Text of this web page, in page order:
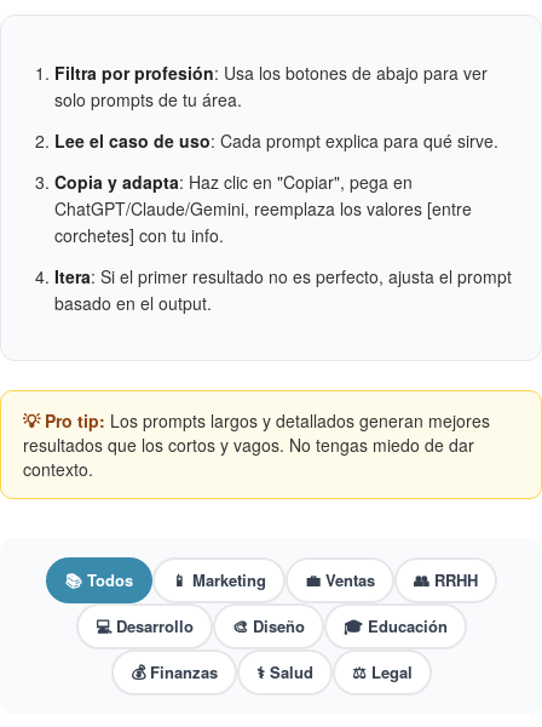
Filtra por profesión: Usa los botones de abajo para ver
solo prompts de tu área.
Lee el caso de uso: Cada prompt explica para qué sirve.
Copia y adapta: Haz clic en "Copiar", pega en
ChatGPT/Claude/Gemini, reemplaza los valores [entre
corchetes] con tu info.
Itera: Si el primer resultado no es perfecto, ajusta el prompt
basado en el output.
💡 Pro tip: Los prompts largos y detallados generan mejores
resultados que los cortos y vagos. No tengas miedo de dar
contexto.
📚 Todos 📱 Marketing 💼 Ventas
👥 RRHH
💻 Desarrollo
🎨 Diseño
🎓 Educación
💰 Finanzas
⚕️ Salud ⚖️ Legal